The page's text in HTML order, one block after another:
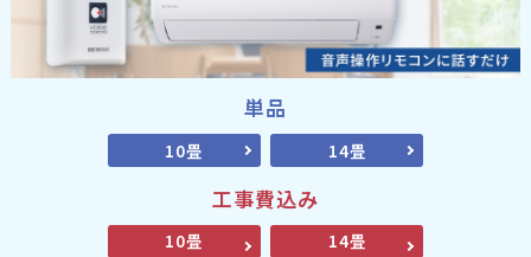
単品
10畳 14畳
工事費込み
10畳 14畳